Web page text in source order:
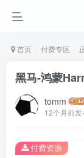
首页 付费专区
黑马-鸿蒙
tomm
12个月前发
付费资源